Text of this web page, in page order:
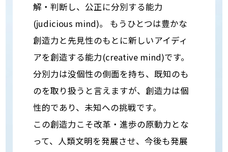
解・判断し、公正に分別する能力
(judicious mind)。 もうひとつは豊かな
創造力と先見性のもとに新しいアイディ
アを創造する能力(creative mind)です。
分別力は没個性の側面を持ち、既知のも
のを取り扱うと言えますが、創造力は個
性的であり、未知への挑戦です。
この創造力こそ改革・進歩の原動力とな
って、人類文明を発展させ、今後も発展